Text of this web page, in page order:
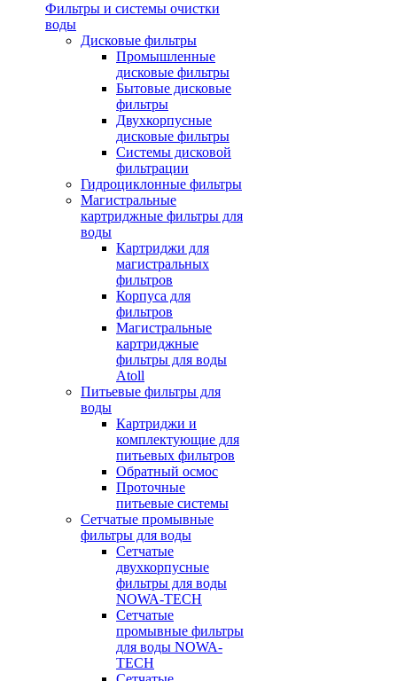
Фильтры и системы очистки
воды
Дисковые фильтры
Промышленные
дисковые фильтры
Бытовые дисковые
фильтры
Двухкорпусные
дисковые фильтры
Системы дисковой
фильтрации
Гидроциклонные фильтры
Магистральные
картриджные фильтры для
воды
Картриджи для
магистральных
фильтров
Корпуса для
фильтров
Магистральные
картриджные
фильтры для воды
Atoll
Питьевые фильтры для
воды
Картриджи и
комплектующие для
питьевых фильтров
Обратный осмос
Проточные
питьевые системы
Сетчатые промывные
фильтры для воды
Сетчатые
двухкорпусные
фильтры для воды
NOWA-TECH
Сетчатые
промывные фильтры
для воды NOWA-
TECH